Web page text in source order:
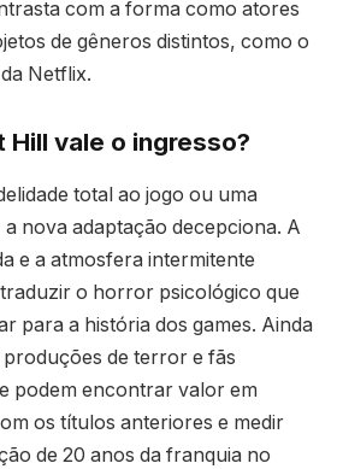
com a forma como atores
de gêneros distintos, como o
Netflix.
Hill vale o ingresso?
total ao jogo ou uma
nova adaptação decepciona. A
e a atmosfera intermitente
o horror psicológico que
para a história dos games. Ainda
de terror e fãs
podem encontrar valor em
os títulos anteriores e medir
de 20 anos da franquia no